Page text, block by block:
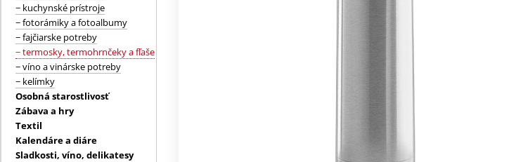
− kuchynské prístroje
− fotorámiky a fotoalbumy
− fajčiarske potreby
− termosky, termohrnčeky a fľaše
− víno a vinárske potreby
− kelímky
Osobná starostlivosť
Zábava a hry
Textil
Kalendáre a diáre
Sladkosti, víno, delikatesy